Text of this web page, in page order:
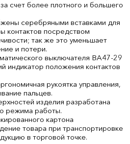
счет более плотного и большего
серебряными вставками для
контактов посредством
так же это уменьшает
и потери.
выключателя ВА47-29
индикатор положения контактов
рукоятка управления,
пальцев.
изделия разработана
режима работы.
картона
товара при транспортировке
в торговой точке.